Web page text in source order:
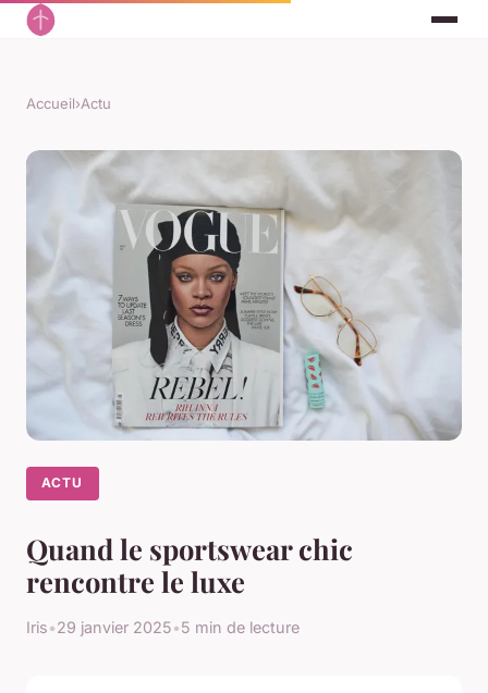
Accueil›Actu
ACTU
Quand le sportswear chic
rencontre le luxe
Iris•29 janvier 2025•5 min de lecture